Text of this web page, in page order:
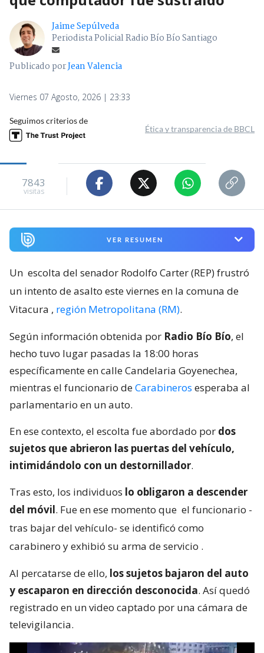
Jaime Sepúlveda
Periodista Policial Radio Bío Bío Santiago
Publicado porJean Valencia
Viernes 07 Agosto, 2026 | 23:33
Seguimos criterios de
Ética y transparencia de BBCL
7843
visitas
VER RESUMEN
Un escolta del senador Rodolfo Carter (REP) frustró
un intento de asalto este viernes en la comuna de
Vitacura , región Metropolitana (RM).
Según información obtenida por Radio Bío Bío, el
hecho tuvo lugar pasadas la 18:00 horas
específicamente en calle Candelaria Goyenechea,
mientras el funcionario deCarabineros esperaba al
parlamentario en un auto.
En ese contexto, el escolta fue abordado por dos
sujetos que abrieron las puertas del vehículo,
intimidándolo con un destornillador.
Tras esto, los individuos lo obligaron a descender
del móvil. Fue en ese momento que el funcionario -
tras bajar del vehículo- se identificó como
carabinero y exhibió su arma de servicio .
Al percatarse de ello, los sujetos bajaron del auto
y escaparon en dirección desconocida. Así quedó
registrado en un video captado por una cámara de
televigilancia.